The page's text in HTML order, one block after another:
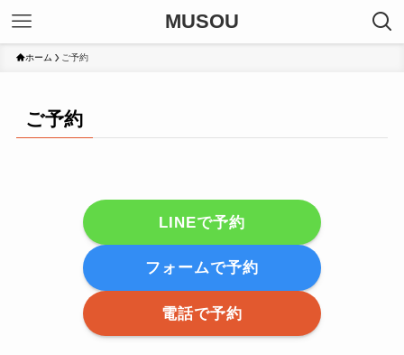
MUSOU
ホーム ご予約
ご予約
LINEで予約
フォームで予約
電話で予約